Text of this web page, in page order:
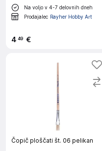
Na voljo v 4-7 delovnih dneh
Prodajalec Rayher Hobby Art
4 49 €
Čopič ploščati št. 06 pelikan